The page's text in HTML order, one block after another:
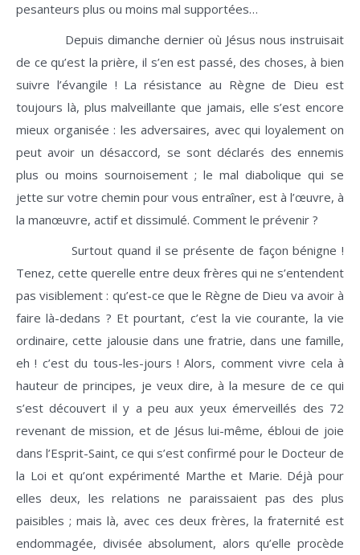
pesanteurs plus ou moins mal supportées…
Depuis dimanche dernier où Jésus nous instruisait
de ce qu’est la prière, il s’en est passé, des choses, à bien
suivre l’évangile ! La résistance au Règne de Dieu est
toujours là, plus malveillante que jamais, elle s’est encore
mieux organisée : les adversaires, avec qui loyalement on
peut avoir un désaccord, se sont déclarés des ennemis
plus ou moins sournoisement ; le mal diabolique qui se
jette sur votre chemin pour vous entraîner, est à l’œuvre, à
la manœuvre, actif et dissimulé. Comment le prévenir ?
Surtout quand il se présente de façon bénigne !
Tenez, cette querelle entre deux frères qui ne s’entendent
pas visiblement : qu’est-ce que le Règne de Dieu va avoir à
faire là-dedans ? Et pourtant, c’est la vie courante, la vie
ordinaire, cette jalousie dans une fratrie, dans une famille,
eh ! c’est du tous-les-jours ! Alors, comment vivre cela à
hauteur de principes, je veux dire, à la mesure de ce qui
s’est découvert il y a peu aux yeux émerveillés des 72
revenant de mission, et de Jésus lui-même, ébloui de joie
dans l’Esprit-Saint, ce qui s’est confirmé pour le Docteur de
la Loi et qu’ont expérimenté Marthe et Marie. Déjà pour
elles deux, les relations ne paraissaient pas des plus
paisibles ; mais là, avec ces deux frères, la fraternité est
endommagée, divisée absolument, alors qu’elle procède